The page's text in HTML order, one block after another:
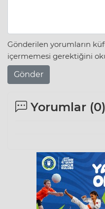
Gönderilen yorumların
içermemesi gerektiğini
Gönder
Yorumlar (0)